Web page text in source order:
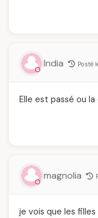
India Posté
Elle est passé ou
magnolia
je vois que les